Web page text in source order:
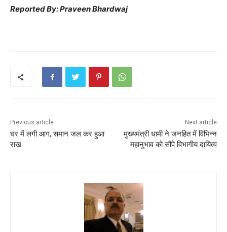
Reported By: Praveen Bhardwaj
Previous article
घर में लगी आग, समान जल कर हुआ
राख
Next article
मुख्यमंत्री धामी ने जनहित में विभिन्न
महानुभाव को सौंपे विभागीय दायित्व